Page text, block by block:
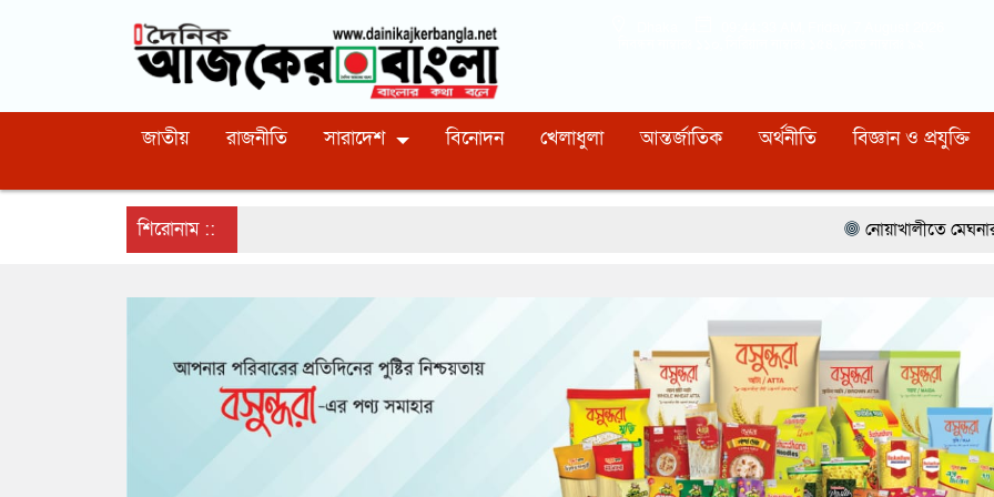
জাতীয় রাজনীতি সারাদেশ বিনোদন খেলাধুলা আন্তর্জাতিক অর্থনীতি বিজ্ঞান ও প্রযুক্তি
শিরোনাম :: নোয়াখালীতে মেঘনার ভাঙনরোধে জিও